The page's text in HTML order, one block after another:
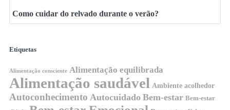
Como cuidar do relvado durante o verão?
Etiquetas
Alimentação consciente Alimentação equilibrada
Alimentação saudável Ambiente acolhedor
Autoconhecimento Autocuidado Bem-estar Bem-estar